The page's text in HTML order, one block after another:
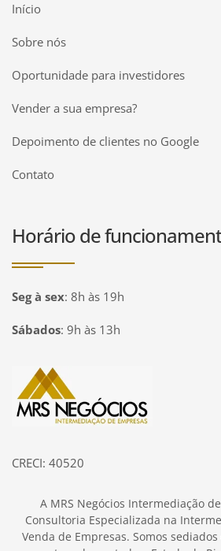
Início
Sobre nós
Oportunidade para investidores
Vender a sua empresa?
Depoimento de clientes no Google
Contato
Horário de
Seg à sex: 8h às 19h
Sábados: 9h às 13h
Página inicial
CRECI: 40520
A MRS Negócios Intermediação
Consultoria Especializada na
Venda de Empresas. Somos